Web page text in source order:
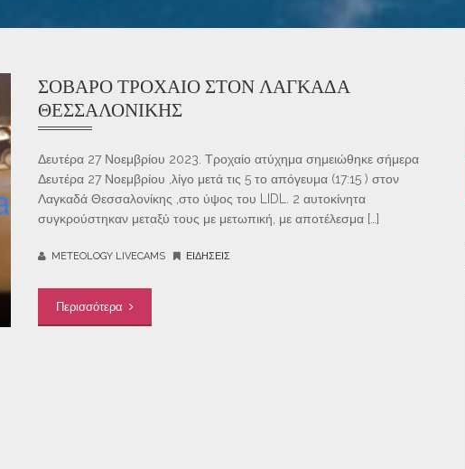
ΣΟΒΑΡΌ ΤΡΟΧΑΊΟ ΣΤΟΝ ΛΑΓΚΑΔΆ
ΘΕΣΣΑΛΟΝΊΚΗΣ
Δευτέρα 27 Νοεμβρίου 2023. Τροχαίο ατύχημα σημειώθηκε σήμερα
Δευτέρα 27 Νοεμβρίου ,λίγο μετά τις 5 το απόγευμα (17:15 ) στον
Λαγκαδά Θεσσαλονίκης ,στο ύψος του LIDL. 2 αυτοκίνητα
συγκρούστηκαν μεταξύ τους με μετωπική, με αποτέλεσμα […]
METEOLOGY LIVECAMS ΕΙΔΉΣΕΙΣ
Περισσότερα